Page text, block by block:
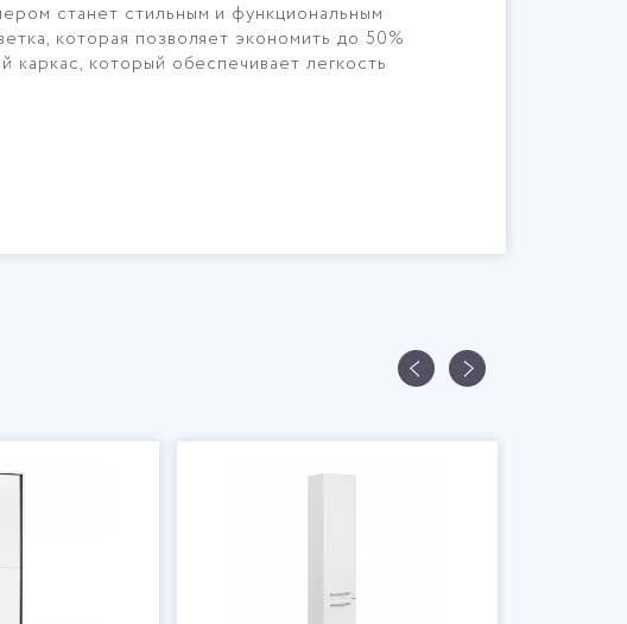
станет стильным и функциональным
которая позволяет экономить до 50%
который обеспечивает легкость